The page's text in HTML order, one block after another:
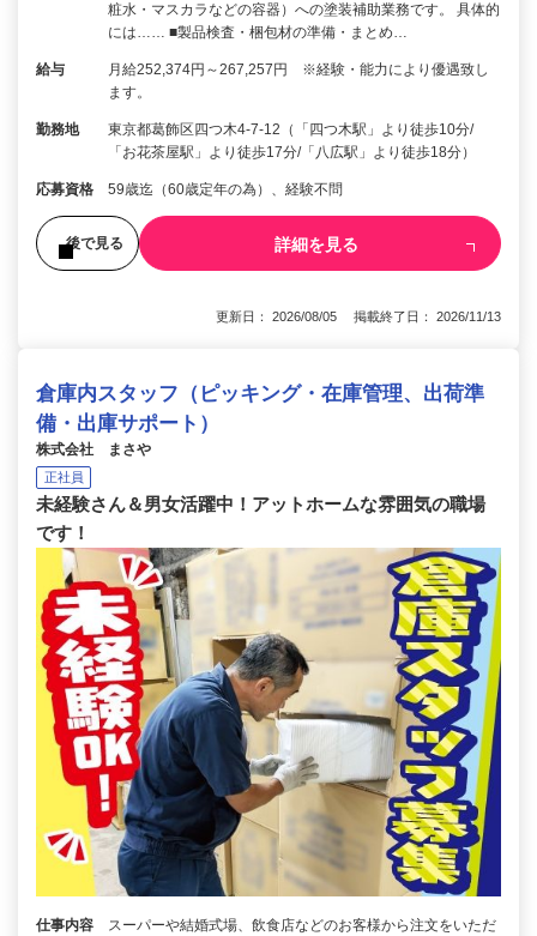
粧水・マスカラなどの容器）への塗装補助業務です。 具体的
には…… ■製品検査・梱包材の準備・まとめ…
給与
月給252,374円～267,257円 ※経験・能力により優遇致し
ます。
勤務地
東京都葛飾区四つ木4-7-12（「四つ木駅」より徒歩10分/
「お花茶屋駅」より徒歩17分/「八広駅」より徒歩18分）
応募資格 59歳迄（60歳定年の為）、経験不問
後で見る 詳細を見る
更新日： 2026/08/05 掲載終了日： 2026/11/13
倉庫内スタッフ（ピッキング・在庫管理、出荷準
備・出庫サポート）
株式会社 まさや
正社員
未経験さん＆男女活躍中！アットホームな雰囲気の職場
です！
仕事内容
スーパーや結婚式場、飲食店などのお客様から注文をいただ